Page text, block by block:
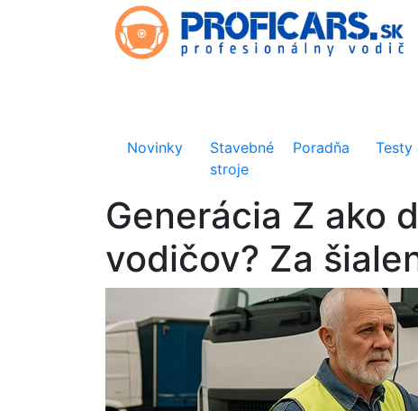
Novinky
Stavebné
stroje
Poradňa Testy
Generácia Z ako
vodičov? Za